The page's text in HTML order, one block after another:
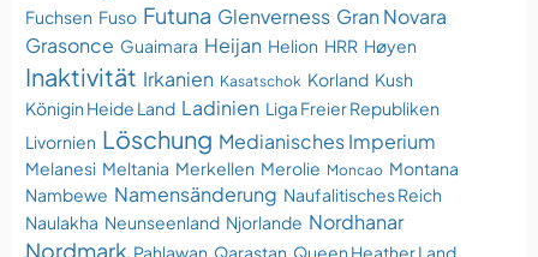
Fuchsen Fuso Futuna Glenverness Gran Novara
Grasonce Guaimara Heijan Helion HRR Høyen
Inaktivität Irkanien Kasatschok Korland Kush
Königin Heide Land Ladinien Liga Freier Republiken
Livornien Löschung Medianisches Imperium
Melanesi Meltania Merkellen Merolie Moncao Montana
Nambewe Namensänderung Naufalitisches Reich
Naulakha Neunseenland Njorlande Nordhanar
Nordmark Pahlawan Qarastan Queen Heather Land